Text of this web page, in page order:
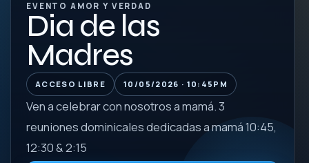
EVENTO AMOR Y VERDAD
Dia de las
Madres
ACCESO LIBRE 10/05/2026 · 10:45PM
Ven a celebrar con nosotros a mamá. 3
reuniones dominicales dedicadas a mamá 10:45,
12:30 & 2:15